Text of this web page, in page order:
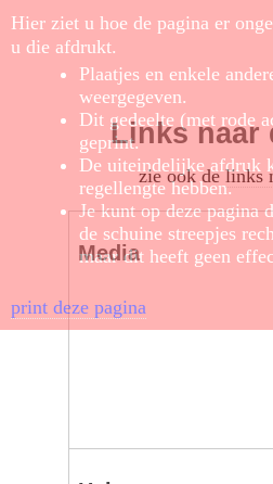
Hier ziet u hoe de pagina er
u die afdrukt.
Plaatjes en enkele
weergegeven.
Dit gedeelte (met rode
geprint.
De uiteindelijke afdruk
regellengte hebben.
Je kunt op deze pagina
de schuine streepjes
maar dit heeft geen
print deze pagina
Links naar
zie ook delinks
Media